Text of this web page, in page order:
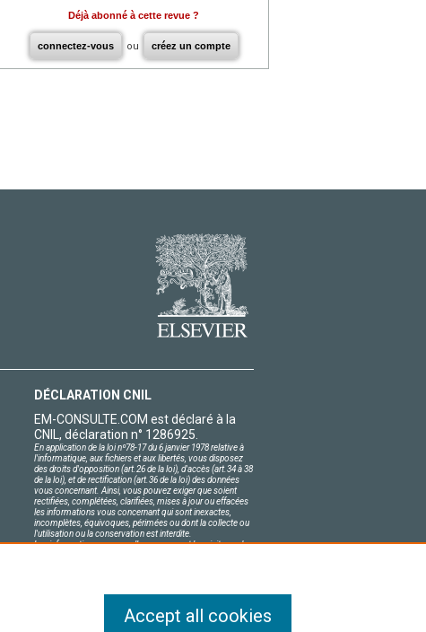
Déjà abonné à cette revue ?
connectez-vous ou créez un compte
DÉCLARATION CNIL
EM-CONSULTE.COM est déclaré à la
CNIL, déclaration n° 1286925.
En application de la loi nº78-17 du 6 janvier 1978 relative à
l'informatique, aux fichiers et aux libertés, vous disposez
des droits d'opposition (art.26 de la loi), d'accès (art.34 à 38
de la loi), et de rectification (art.36 de la loi) des données
vous concernant. Ainsi, vous pouvez exiger que soient
rectifiées, complétées, clarifiées, mises à jour ou effacées
les informations vous concernant qui sont inexactes,
incomplètes, équivoques, périmées ou dont la collecte ou
l'utilisation ou la conservation est interdite.
Les informations personnelles concernant les visiteurs de
Accept all cookies